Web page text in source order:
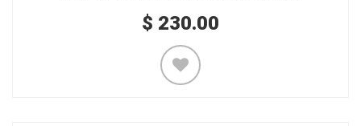
$ 230.00